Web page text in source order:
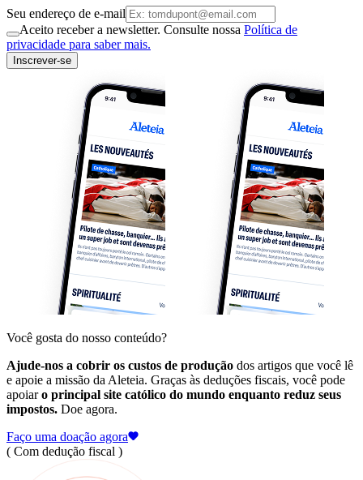
Seu endereço de e-mail
Aceito receber a newsletter. Consulte nossa Política de
privacidade para saber mais.
Inscrever-se
Você gosta do nosso conteúdo?
Ajude-nos a cobrir os custos de produção dos artigos que você lê
e apoie a missão da Aleteia. Graças às deduções fiscais, você pode
apoiaro principal site católico do mundo enquanto reduz seus
impostos. Doe agora.
Faço uma doação agora
( Com dedução fiscal )